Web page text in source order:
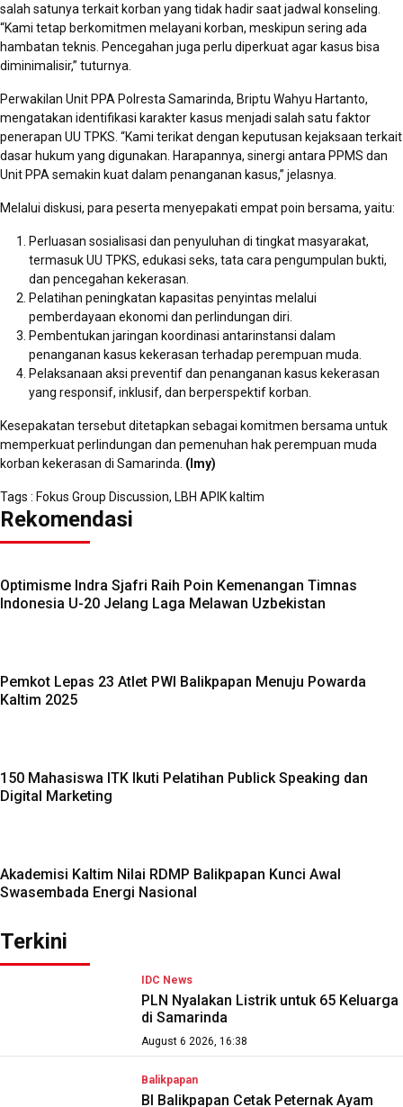
salah satunya terkait korban yang tidak hadir saat jadwal konseling.
“Kami tetap berkomitmen melayani korban, meskipun sering ada
hambatan teknis. Pencegahan juga perlu diperkuat agar kasus bisa
diminimalisir,” tuturnya.
Perwakilan Unit PPA Polresta Samarinda, Briptu Wahyu Hartanto,
mengatakan identifikasi karakter kasus menjadi salah satu faktor
penerapan UU TPKS. “Kami terikat dengan keputusan kejaksaan terkait
dasar hukum yang digunakan. Harapannya, sinergi antara PPMS dan
Unit PPA semakin kuat dalam penanganan kasus,” jelasnya.
Melalui diskusi, para peserta menyepakati empat poin bersama, yaitu:
Perluasan sosialisasi dan penyuluhan di tingkat masyarakat,
termasuk UU TPKS, edukasi seks, tata cara pengumpulan bukti,
dan pencegahan kekerasan.
Pelatihan peningkatan kapasitas penyintas melalui
pemberdayaan ekonomi dan perlindungan diri.
Pembentukan jaringan koordinasi antarinstansi dalam
penanganan kasus kekerasan terhadap perempuan muda.
Pelaksanaan aksi preventif dan penanganan kasus kekerasan
yang responsif, inklusif, dan berperspektif korban.
Kesepakatan tersebut ditetapkan sebagai komitmen bersama untuk
memperkuat perlindungan dan pemenuhan hak perempuan muda
korban kekerasan di Samarinda. (Imy)
Tags : Fokus Group Discussion, LBH APIK kaltim
Rekomendasi
Optimisme Indra Sjafri Raih Poin Kemenangan Timnas
Indonesia U-20 Jelang Laga Melawan Uzbekistan
Pemkot Lepas 23 Atlet PWI Balikpapan Menuju Powarda
Kaltim 2025
150 Mahasiswa ITK Ikuti Pelatihan Publick Speaking dan
Digital Marketing
Akademisi Kaltim Nilai RDMP Balikpapan Kunci Awal
Swasembada Energi Nasional
Terkini
IDC News
PLN Nyalakan Listrik untuk 65 Keluarga
di Samarinda
August 6 2026, 16:38
Balikpapan
BI Balikpapan Cetak Peternak Ayam